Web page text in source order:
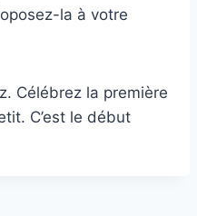
la à votre
Célébrez la première
C’est le début